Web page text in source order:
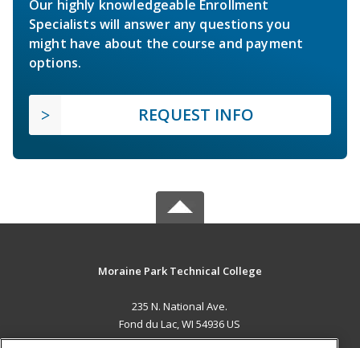
Our highly knowledgeable Enrollment
Specialists will answer any questions you
might have about the course and payment
options.
REQUEST INFO
Moraine Park Technical College
235 N. National Ave.
Fond du Lac, WI 54936 US